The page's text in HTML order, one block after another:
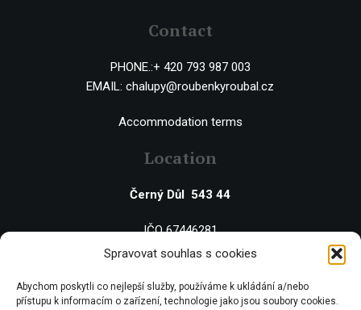
Spravovat souhlas s cookies
Abychom poskytli co nejlepší služby, používáme k ukládání a/nebo
přístupu k informacím o zařízení, technologie jako jsou soubory cookies.
Contact
PHONE.:+ 420 793 987 003
EMAIL:chalupy@roubenkyroubal.cz
Accommodation terms
Location
Černý Důl 543 44
IČO 67446281
DIČ CZ7506243437